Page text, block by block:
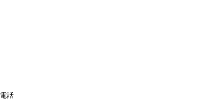
電話